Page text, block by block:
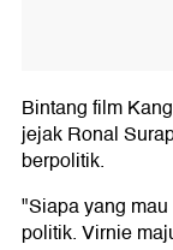
Bintang film
jejak Ronal
berpolitik.
"Siapa yang
politik. Virnie